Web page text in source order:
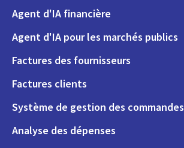
Agent d'IA financière
Agent d'IA pour les marchés publics
Factures des fournisseurs
Factures clients
Système de gestion des commandes
Analyse des dépenses